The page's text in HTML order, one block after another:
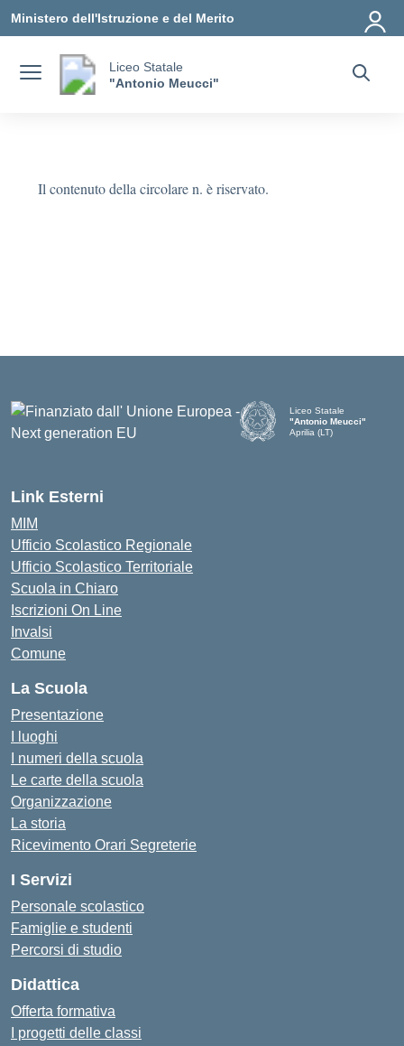
Ministero dell'Istruzione e del Merito
Liceo Statale
"Antonio Meucci"
Il contenuto della circolare n. è riservato.
Liceo Statale
"Antonio Meucci"
Aprilia (LT)
Link Esterni
MIM
Ufficio Scolastico Regionale
Ufficio Scolastico Territoriale
Scuola in Chiaro
Iscrizioni On Line
Invalsi
Comune
La Scuola
Presentazione
I luoghi
I numeri della scuola
Le carte della scuola
Organizzazione
La storia
Ricevimento Orari Segreterie
I Servizi
Personale scolastico
Famiglie e studenti
Percorsi di studio
Didattica
Offerta formativa
I progetti delle classi